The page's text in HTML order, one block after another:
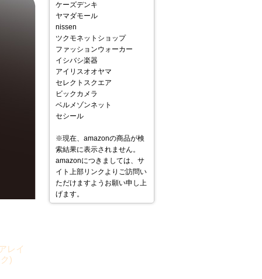
レイ
)
ケーズデンキ
ヤマダモール
nissen
ツクモネットショップ
ファッションウォーカー
イシバシ楽器
アイリスオオヤマ
セレクトスクエア
ビックカメラ
ベルメゾンネット
セシール
※現在、amazonの商品が検
索結果に表示されません。
amazonにつきましては、サ
イト上部リンクよりご訪問い
ただけますようお願い申し上
げます。